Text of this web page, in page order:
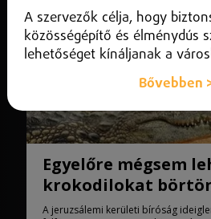
Egyelőre mégsem
krokodilokat
Izraelben
A jeruzsálemi kerületi bíróság
A szervezők célja, hogy
közösségépítő és élménydús
lehetőséget kínáljanak a
Bővebben